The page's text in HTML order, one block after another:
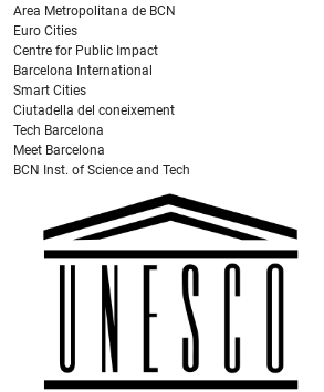
Area Metropolitana de BCN
Euro Cities
Centre for Public Impact
Barcelona International
Smart Cities
Ciutadella del coneixement
Tech Barcelona
Meet Barcelona
BCN Inst. of Science and Tech